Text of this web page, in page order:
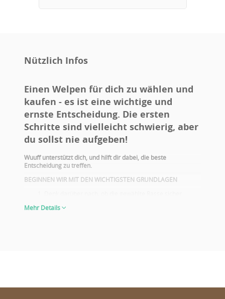
Nützlich Infos
Einen Welpen für dich zu wählen und
kaufen - es ist eine wichtige und
ernste Entscheidung. Die ersten
Schritte sind vielleicht schwierig, aber
du sollst nie aufgeben!
Wuuff unterstützt dich, und hilft dir dabei, die beste
Entscheidung zu treffen.
BEGINNEN WIR MIT DEN WICHTIGSTEN GRUNDLAGEN
Leben? Hast du Kinder? Hast du Allergie? Hast du einen
der Eltern an! Du sollst all das nicht nur dann gründlich
Mehr Details